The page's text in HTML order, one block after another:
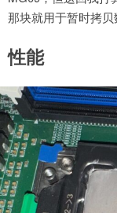
那块就用于暂时拷贝
性能